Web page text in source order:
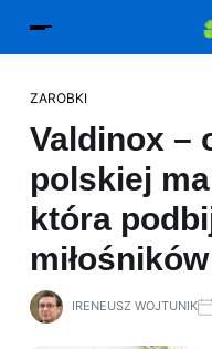
ZAROBKI
Valdinox –
polskiej
która
IRENEUSZ WOJTUNIK